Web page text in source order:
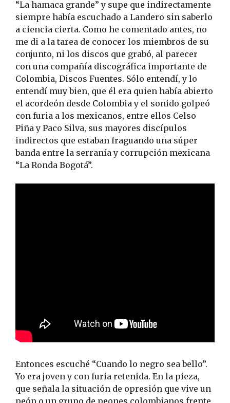
“La hamaca grande” y supe que indirectamente
siempre había escuchado a Landero sin saberlo
a ciencia cierta. Como he comentado antes, no
me di a la tarea de conocer los miembros de su
conjunto, ni los discos que grabó, al parecer
con una compañía discográfica importante de
Colombia, Discos Fuentes. Sólo entendí, y lo
entendí muy bien, que él era quien había abierto
el acordeón desde Colombia y el sonido golpeó
con furia a los mexicanos, entre ellos Celso
Piña y Paco Silva, sus mayores discípulos
indirectos que estaban fraguando una súper
banda entre la serranía y corrupción mexicana
“La Ronda Bogotá”.
Entonces escuché “Cuando lo negro sea bello”.
Yo era joven y con furia retenida. En la pieza,
que señala la situación de opresión que vive un
peón o un grupo de peones colombianos frente